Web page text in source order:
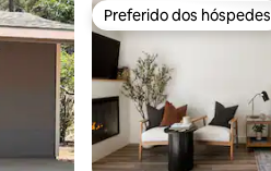
hóspedes Preferido dos hóspedes
Preferido dos hóspedes